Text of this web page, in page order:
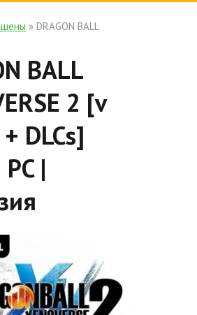
» DRAGON BALL
BALL
2 [v
DLCs]
|